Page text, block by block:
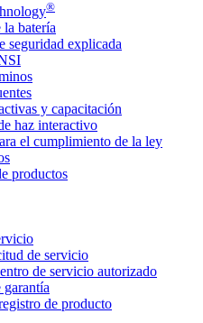
®
batería
seguridad explicada
y capacitación
haz interactivo
el cumplimiento de la ley
productos
de servicio
de servicio autorizado
de producto